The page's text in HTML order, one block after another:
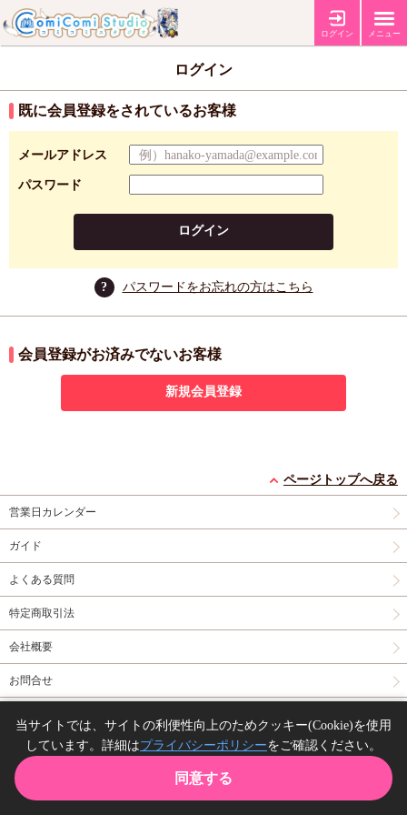
当サイトでは、サイトの利便性向上のためクッキー(Cookie)を使用
しています。詳細はプライバシーポリシーをご確認ください。
同意する
ログイン メニュー
ログイン
既に会員登録をされているお客様
メールアドレス
パスワード
ログイン
? パスワードをお忘れの方はこちら
会員登録がお済みでないお客様
新規会員登録
ページトップへ戻る
営業日カレンダー
ガイド
よくある質問
特定商取引法
会社概要
お問合せ
Copyright(C) comicomi studio. All right reserved.